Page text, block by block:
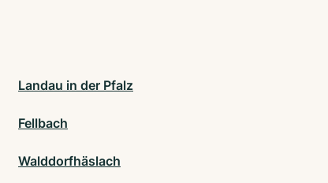
Landau in der Pfalz
Fellbach
Walddorfhäslach